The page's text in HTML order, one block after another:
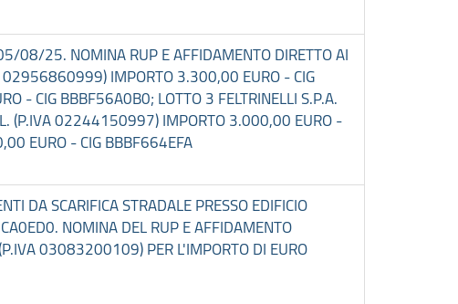
08/25. NOMINA RUP E AFFIDAMENTO DIRETTO AI
02956860999) IMPORTO 3.300,00 EURO - CIG
- CIG BBBF56A0B0; LOTTO 3 FELTRINELLI S.P.A.
(P.IVA 02244150997) IMPORTO 3.000,00 EURO -
EURO - CIG BBBF664EFA
DA SCARIFICA STRADALE PRESSO EDIFICIO
NOMINA DEL RUP E AFFIDAMENTO
03083200109) PER L'IMPORTO DI EURO